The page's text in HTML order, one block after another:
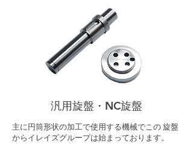
汎用旋盤・NC旋盤
主に円筒形状の加工で使用する機械でこの 旋盤
からイレイズグループは始まっております。